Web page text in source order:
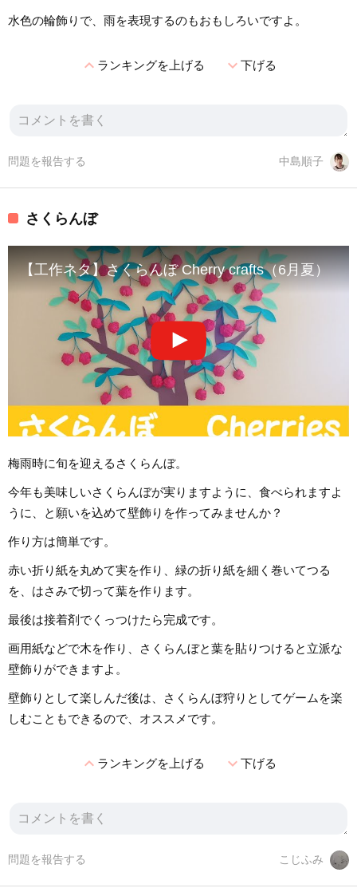
水色の輪飾りで、雨を表現するのもおもしろいですよ。
expand_lessランキングを上げる expand_more下げる
中島順子
問題を報告する
さくらんぼ
【工作ネタ】さくらんぼ Cherry crafts（6月夏）（
梅雨時に旬を迎えるさくらんぼ。
今年も美味しいさくらんぼが実りますように、食べられますよ
うに、と願いを込めて壁飾りを作ってみませんか？
作り方は簡単です。
赤い折り紙を丸めて実を作り、緑の折り紙を細く巻いてつる
を、はさみで切って葉を作ります。
最後は接着剤でくっつけたら完成です。
画用紙などで木を作り、さくらんぼと葉を貼りつけると立派な
壁飾りができますよ。
壁飾りとして楽しんだ後は、さくらんぼ狩りとしてゲームを楽
しむこともできるので、オススメです。
expand_lessランキングを上げる expand_more下げる
こじふみ
問題を報告する